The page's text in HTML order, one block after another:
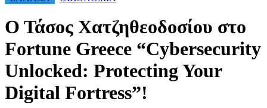
Ο Τάσος Χατζηθεοδοσίου στο
Fortune Greece “Cybersecurity
Unlocked: Protecting Your
Digital Fortress”!